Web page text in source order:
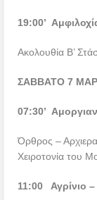
19:00’
Ακολουθία Β’
ΣΑΒΒΑΤΟ 7
07:30’
Όρθρος –
Χειροτονία του
11:00 Αγρίνιο –